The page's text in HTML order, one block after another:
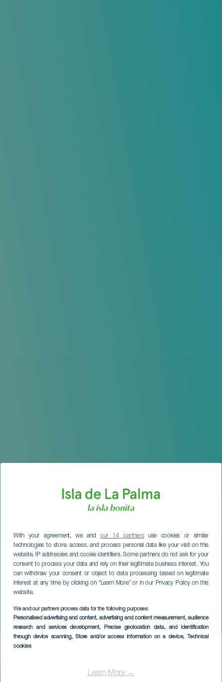
With your agreement, we andour 14 partnersuse cookies or similar
technologies to store, access, and process personal data like your visit on this
website, IP addresses and cookie identifiers. Some partners do not ask for your
consent to process your data and rely on their legitimate business interest. You
can withdraw your consent or object to data processing based on legitimate
interest at any time by clicking on “Learn More” or in our Privacy Policy on this
website.
We and our partners process data for the following purposes:
Personalised advertising and content, advertising and content measurement, audience
research and services development, Precise geolocation data, and identification
through device scanning, Store and/or access information on a device, Technical
cookies
Learn More →
Somos lo que comemos
LA PALMA
Imagen